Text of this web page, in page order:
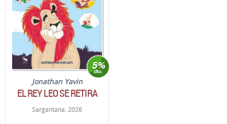
Jonathan Yavin
EL REY LEO SE RETIRA
Sargantana. 2026